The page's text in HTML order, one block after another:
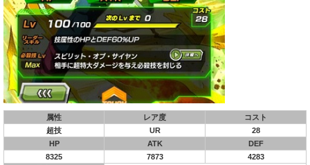
属性 レア度
コスト
超技
UR
28
HP
ATK
DEF
8325
7873
4283